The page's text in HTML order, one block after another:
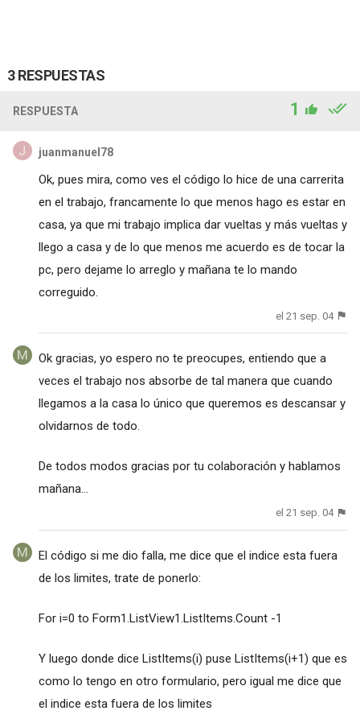
3 RESPUESTAS
RESPUESTA 1
juanmanuel78
Ok, pues mira, como ves el código lo hice de una carrerita
en el trabajo, francamente lo que menos hago es estar en
casa, ya que mi trabajo implica dar vueltas y más vueltas y
llego a casa y de lo que menos me acuerdo es de tocar la
pc, pero dejame lo arreglo y mañana te lo mando
correguido.
el 21 sep. 04
Ok gracias, yo espero no te preocupes, entiendo que a
veces el trabajo nos absorbe de tal manera que cuando
llegamos a la casa lo único que queremos es descansar y
olvidarnos de todo.
De todos modos gracias por tu colaboración y hablamos
mañana...
el 21 sep. 04
El código si me dio falla, me dice que el indice esta fuera
de los limites, trate de ponerlo:
For i=0 to Form1.ListView1.ListItems.Count -1
Y luego donde dice ListItems(i) puse ListItems(i+1) que es
como lo tengo en otro formulario, pero igual me dice que
el indice esta fuera de los limites